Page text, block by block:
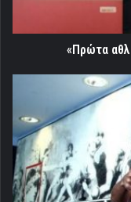
«Πρώτα
βήμα
στην
καριέρα
μου"
(Video)